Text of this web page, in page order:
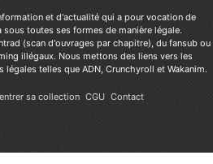
et d'actualité qui a pour vocation de
toutes ses formes de manière légale.
(scan d'ouvrages par chapitre), du fansub ou
illégaux. Nous mettons des liens vers les
telles que ADN, Crunchyroll et Wakanim.
sa collection CGU Contact